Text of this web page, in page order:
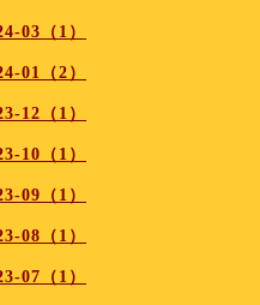
03（1）
01（2）
12（1）
10（1）
09（1）
08（1）
07（1）